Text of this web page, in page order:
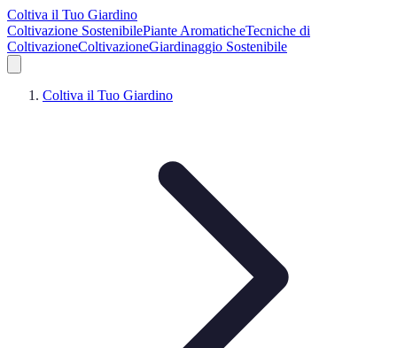
Coltiva il Tuo Giardino
Coltivazione SostenibilePiante AromaticheTecniche di
ColtivazioneColtivazioneGiardinaggio Sostenibile
Coltiva il Tuo Giardino